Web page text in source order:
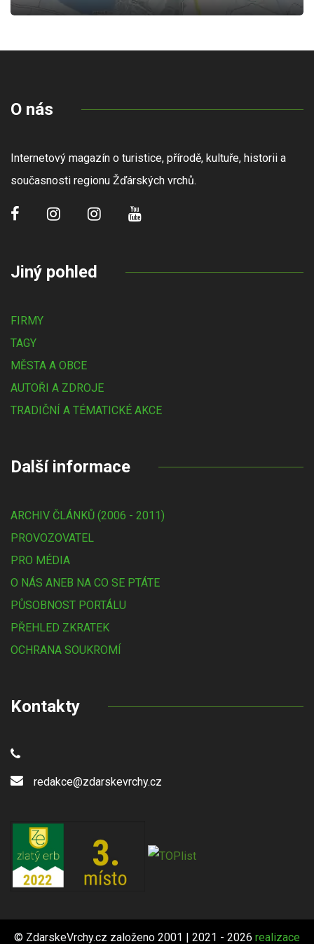
O nás
Internetový magazín o turistice, přírodě, kultuře, historii a
současnosti regionu Žďárských vrchů.
Jiný pohled
FIRMY
TAGY
MĚSTA A OBCE
AUTOŘI A ZDROJE
TRADIČNÍ A TÉMATICKÉ AKCE
Další informace
ARCHIV ČLÁNKŮ (2006 - 2011)
PROVOZOVATEL
PRO MÉDIA
O NÁS ANEB NA CO SE PTÁTE
PŮSOBNOST PORTÁLU
PŘEHLED ZKRATEK
OCHRANA SOUKROMÍ
Kontakty
redakce@zdarskevrchy.cz
© ZdarskeVrchy.cz založeno 2001 | 2021 - 2026 realizace